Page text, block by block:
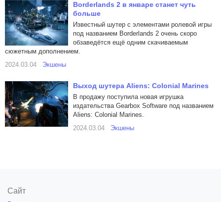
Borderlands 2 в январе станет чуть
больше
Известный шутер с элементами ролевой игры
под названием Borderlands 2 очень скоро
обзаведётся ещё одним скачиваемым
сюжетным дополнением.
2024.03.04
Экшены
Выход шутера Aliens: Colonial Marines
В продажу поступила новая игрушка
издательства Gearbox Software под названием
Aliens: Colonial Marines.
2024.03.04
Экшены
Сайт